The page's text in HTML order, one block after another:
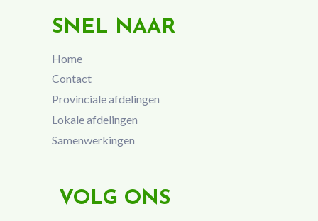
SNEL NAAR
Home
Contact
Provinciale afdelingen
Lokale afdelingen
Samenwerkingen
VOLG ONS